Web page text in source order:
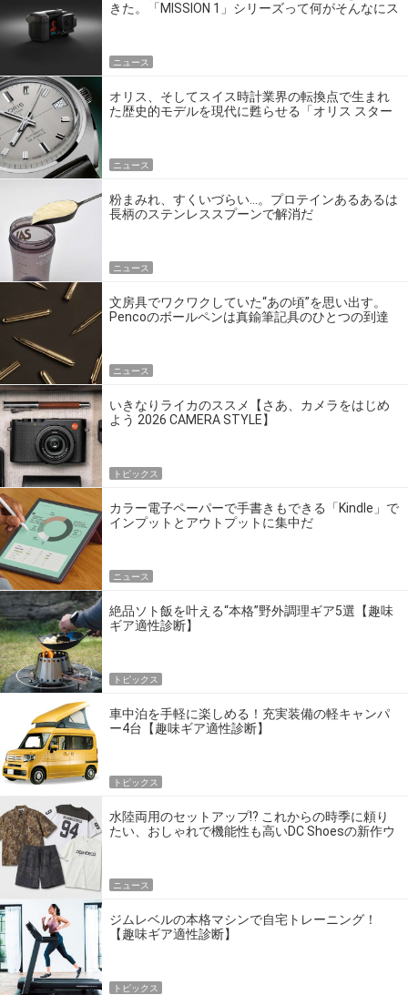
きた。「MISSION 1」シリーズって何がそんなにス
ニュース
オリス、そしてスイス時計業界の転換点で生まれ
た歴史的モデルを現代に甦らせる「オリス スター
ニュース
粉まみれ、すくいづらい…。プロテインあるあるは
長柄のステンレススプーンで解消だ
ニュース
文房具でワクワクしていた“あの頃”を思い出す。
Pencoのボールペンは真鍮筆記具のひとつの到達
ニュース
いきなりライカのススメ【さあ、カメラをはじめ
よう 2026 CAMERA STYLE】
トピックス
カラー電子ペーパーで手書きもできる「Kindle」で
インプットとアウトプットに集中だ
ニュース
絶品ソト飯を叶える“本格”野外調理ギア5選【趣味
ギア適性診断】
トピックス
車中泊を手軽に楽しめる！充実装備の軽キャンパ
ー4台【趣味ギア適性診断】
トピックス
水陸両用のセットアップ!? これからの時季に頼り
たい、おしゃれで機能性も高いDC Shoesの新作ウ
ニュース
ジムレベルの本格マシンで自宅トレーニング！
【趣味ギア適性診断】
トピックス